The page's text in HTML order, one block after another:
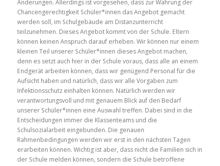
Änderungen. Allerdings ist vorgesehen, dass zur Wahrung der
Chancengerechtigkeit Schüler*innen das Angebot gemacht
werden soll, im Schulgebäude am Distanzunterricht
teilzunehmen. Dieses Angebot kommt von der Schule. Eltern
können keinen Anspruch darauf erheben. Wir können nur einem
kleinen Teil unserer Schüler*innen dieses Angebot machen,
denn es setzt auch hier in der Schule voraus, dass alle an einem
Endgerät arbeiten können, dass wir genügend Personal für die
Aufsicht haben und natürlich, dass wir alle Vorgaben zum
Infektionsschutz einhalten können. Natürlich werden wir
verantwortungsvoll und mit genauem Blick auf den Bedarf
unserer Schüler*innen eine Auswahl treffen. Dabei sind in die
Entscheidungen immer die Klassenteams und die
Schulsozialarbeit eingebunden. Die genauen
Rahmenbedingungen werden wir erst in den nächsten Tagen
erarbeiten können. Wichtig ist aber, dass nicht die Familien sich in
der Schule melden können, sondern die Schule betroffene